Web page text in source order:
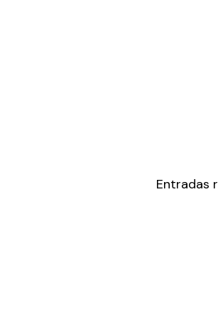
Entradas